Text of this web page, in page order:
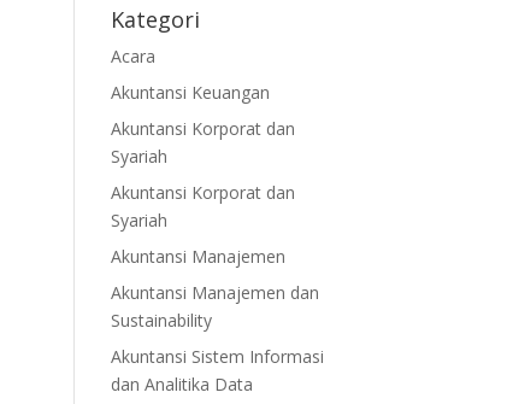
Kategori
Acara
Akuntansi Keuangan
Akuntansi Korporat dan
Syariah
Akuntansi Korporat dan
Syariah
Akuntansi Manajemen
Akuntansi Manajemen dan
Sustainability
Akuntansi Sistem Informasi
dan Analitika Data